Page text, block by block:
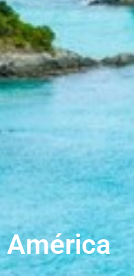
América